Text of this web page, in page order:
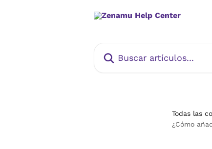
Todas las
¿Cómo